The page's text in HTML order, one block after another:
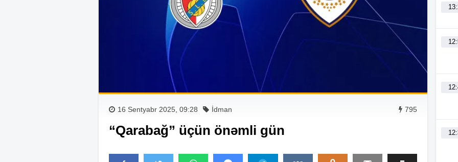
16 Sentyabr 2025, 09:28 İdman 795
“Qarabağ” üçün önəmli gün